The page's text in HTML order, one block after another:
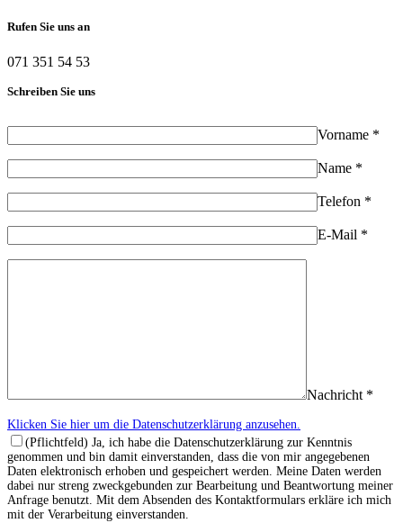
Rufen Sie uns an
071 351 54 53
Schreiben Sie uns
Vorname *
Name *
Telefon *
E-Mail *
Nachricht *
Klicken Sie hier um die Datenschutzerklärung anzusehen.
(Pflichtfeld) Ja, ich habe die Datenschutzerklärung zur Kenntnis
genommen und bin damit einverstanden, dass die von mir angegebenen
Daten elektronisch erhoben und gespeichert werden. Meine Daten werden
dabei nur streng zweckgebunden zur Bearbeitung und Beantwortung meiner
Anfrage benutzt. Mit dem Absenden des Kontaktformulars erkläre ich mich
mit der Verarbeitung einverstanden.